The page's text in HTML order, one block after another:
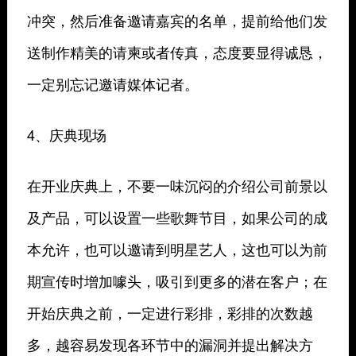
冲突，然后准备邀请嘉宾的名单，提前给他们发
送制作精美的请柬或者传真，态度要显得诚恳，
一定别忘记邀请媒体记者。
4、庆典现场
在开业庆典上，不要一味沉闷的介绍公司前景以
及产品，可以设置一些歌舞节目，如果公司的成
本允许，也可以邀请到明星艺人，这也可以为前
期宣传时增加噱头，吸引到更多的潜在客户；在
开始庆典之前，一定进行彩排，彩排的次数越
多，越容易发现各环节中的漏洞并提出解决方